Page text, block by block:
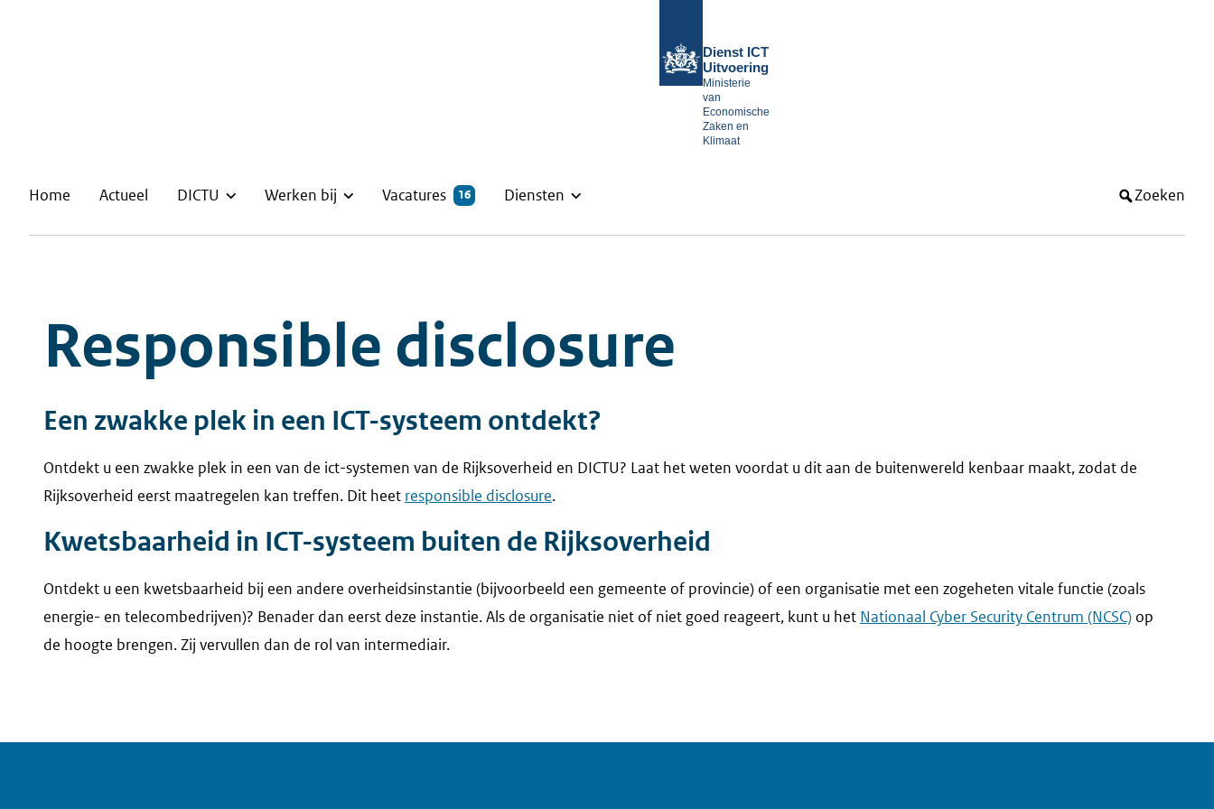
Dienst ICT
Uitvoering
Ministerie
van
Economische
Zaken en
Klimaat
Home Actueel DICTU Werken bij Vacatures 16 Diensten Zoeken
Responsible disclosure
Een zwakke plek in een ICT-systeem ontdekt?
Ontdekt u een zwakke plek in een van de ict-systemen van de Rijksoverheid en DICTU? Laat het weten voordat u dit aan de buitenwereld kenbaar maakt, zodat de
Rijksoverheid eerst maatregelen kan treffen. Dit heet responsible disclosure.
Kwetsbaarheid in ICT-systeem buiten de Rijksoverheid
Ontdekt u een kwetsbaarheid bij een andere overheidsinstantie (bijvoorbeeld een gemeente of provincie) of een organisatie met een zogeheten vitale functie (zoals
energie- en telecombedrijven)? Benader dan eerst deze instantie. Als de organisatie niet of niet goed reageert, kunt u het Nationaal Cyber Security Centrum (NCSC) op
de hoogte brengen. Zij vervullen dan de rol van intermediair.